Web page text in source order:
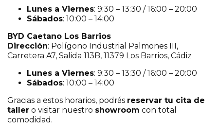
Lunes a Viernes: 9:30 – 13:30 / 16:00 – 20:00
Sábados: 10:00 – 14:00
BYD Caetano Los Barrios
Dirección: Polígono Industrial Palmones III,
Carretera A7, Salida 113B, 11379 Los Barrios, Cádiz
Lunes a Viernes: 9:30 – 13:30 / 16:00 – 20:00
Sábados: 10:00 – 14:00
Gracias a estos horarios, podrás reservar tu cita de
taller o visitar nuestro showroom con total
comodidad.